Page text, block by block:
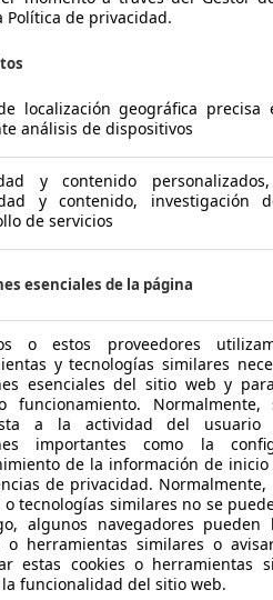
- (l/100 km)
Vendedor,
Opel Insignia ST 1.6CDTI S&S Excellence
€ 7.500,-
217.794 km
03/2018
100 kW (136 CV)
Ocasión
- (Propietarios)
Diésel
4,5 l/100 km (mixto)
- (g/km)
Política de privacidad.
localización geográfica precisa
análisis de dispositivos
y contenido
y contenido, investigación
de servicios
esenciales de la página
o estos proveedores
y tecnologías similares
esenciales del sitio web y
funcionamiento.
a la actividad del usuario
importantes como la
de la información de inicio
de privacidad. Normalmente,
o tecnologías similares no se
algunos navegadores pueden
o herramientas similares o
estas cookies o herramientas
funcionalidad del sitio web.